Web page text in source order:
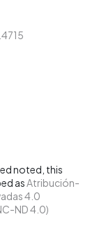
noted, this
asAtribución-
4.0
ND 4.0)